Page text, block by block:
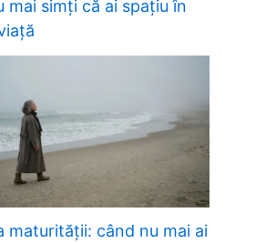
mai simți că ai spațiu în
maturității: când nu mai ai